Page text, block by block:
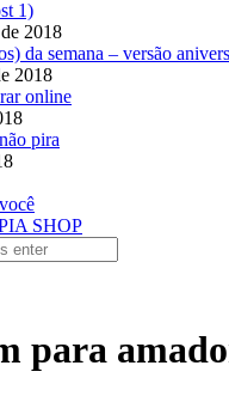
1)
2018
da semana – versão
2018
online
pira
SHOP
para